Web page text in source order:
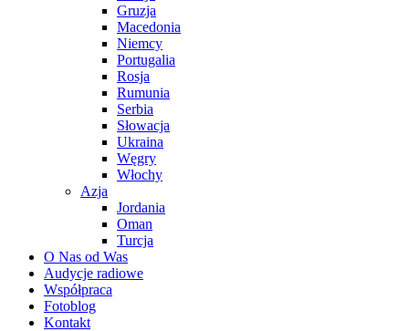
Gruzja
Macedonia
Niemcy
Portugalia
Rosja
Rumunia
Serbia
Słowacja
Ukraina
Węgry
Włochy
Azja
Jordania
Oman
Turcja
O Nas od Was
Audycje radiowe
Współpraca
Fotoblog
Kontakt